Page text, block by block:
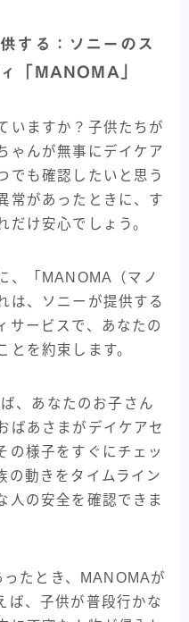
する：ソニーのス
「MANOMA」
いますか？子供たちが
ゃんが無事にデイケア
でも確認したいと思う
常があったときに、す
だけ安心でしょう。
、「MANOMA（マノ
は、ソニーが提供する
サービスで、あなたの
とを約束します。
、あなたのお子さん
ばあさまがデイケアセ
の様子をすぐにチェッ
の動きをタイムライン
人の安全を確認できま
ったとき、MANOMAが
ば、子供が普段行かな